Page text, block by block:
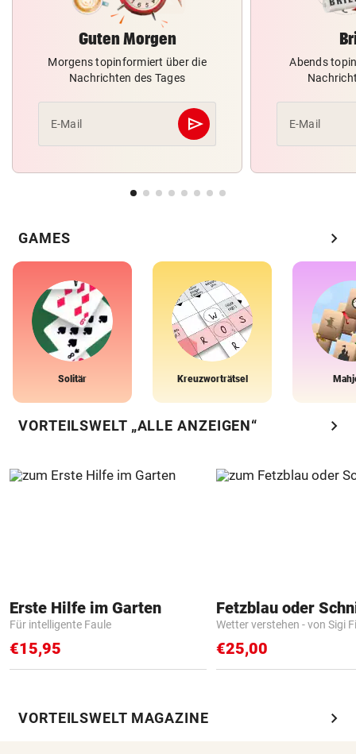
Guten Morgen
Morgens topinformiert über die
Nachrichten des Tages
E-Mail send
Abschicken
Abends
E-Mail
GAMES chevron_right
Solitär Kreuzworträtsel
VORTEILSWELT „ALLE ANZEIGEN“ chevron_right
Erste Hilfe im Garten
Für intelligente Faule
€15,95
Fetzblau oder
Wetter verstehen - von Sigi
€25,00
VORTEILSWELT MAGAZINE chevron_right